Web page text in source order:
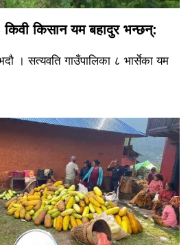
किवी किसान यम बहादुर भन्छन्:
। सत्यवति गाउँपालिका ८ भार्सेका यम